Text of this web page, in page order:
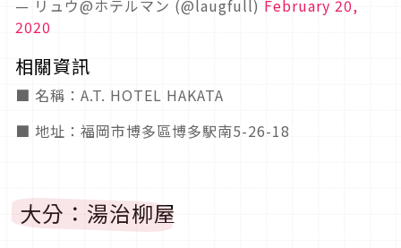
— リュウ@ホテルマン (@laugfull) February 20,
2020
相關資訊
■ 名稱：A.T. HOTEL HAKATA
■ 地址：福岡市博多區博多駅南5-26-18
大分：湯治柳屋